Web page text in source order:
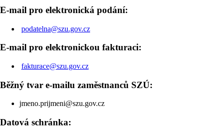
E-mail pro elektronická podání:
podatelna@szu.gov.cz
E-mail pro elektronickou fakturaci:
fakturace@szu.gov.cz
Běžný tvar e-mailu zaměstnanců SZÚ:
jmeno.prijmeni@szu.gov.cz
Datová schránka: